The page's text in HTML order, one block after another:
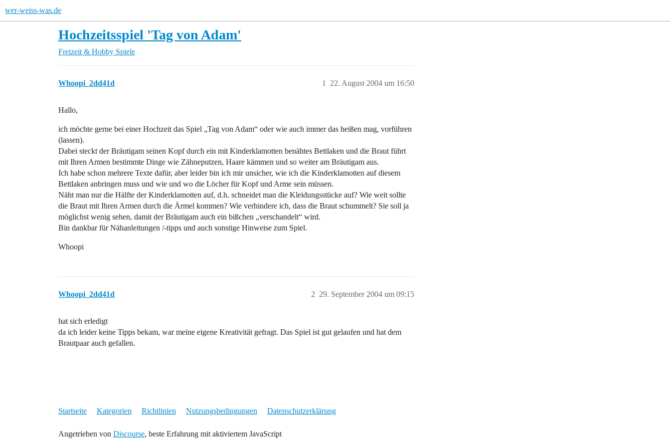
wer-weiss-was.de
Hochzeitsspiel 'Tag von Adam'
Freizeit & Hobby Spiele
Whoopi_2dd41d 22. August 2004 um 16:50
1
Hallo,
ich möchte gerne bei einer Hochzeit das Spiel „Tag von Adam“ oder wie auch immer das heißen mag, vorführen
(lassen).
Dabei steckt der Bräutigam seinen Kopf durch ein mit Kinderklamotten benähtes Bettlaken und die Braut führt
mit Ihren Armen bestimmte Dinge wie Zähneputzen, Haare kämmen und so weiter am Bräutigam aus.
Ich habe schon mehrere Texte dafür, aber leider bin ich mir unsicher, wie ich die Kinderklamotten auf diesem
Bettlaken anbringen muss und wie und wo die Löcher für Kopf und Arme sein müssen.
Näht man nur die Hälfte der Kinderklamotten auf, d.h. schneidet man die Kleidungsstücke auf? Wie weit sollte
die Braut mit Ihren Armen durch die Ärmel kommen? Wie verhindere ich, dass die Braut schummelt? Sie soll ja
möglichst wenig sehen, damit der Bräutigam auch ein bißchen „verschandelt“ wird.
Bin dankbar für Nähanleitungen /-tipps und auch sonstige Hinweise zum Spiel.
Whoopi
Whoopi_2dd41d 29. September 2004 um 09:15
2
hat sich erledigt
da ich leider keine Tipps bekam, war meine eigene Kreativität gefragt. Das Spiel ist gut gelaufen und hat dem
Brautpaar auch gefallen.
Startseite Kategorien Richtlinien Nutzungsbedingungen Datenschutzerklärung
Angetrieben von Discourse, beste Erfahrung mit aktiviertem JavaScript